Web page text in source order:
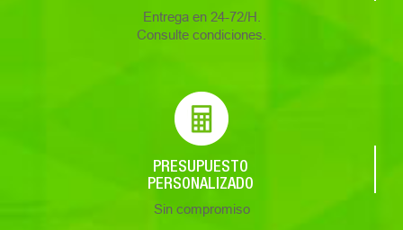
Entrega en 24-72/H.
Consulte condiciones.
PRESUPUESTO
PERSONALIZADO
Sin compromiso